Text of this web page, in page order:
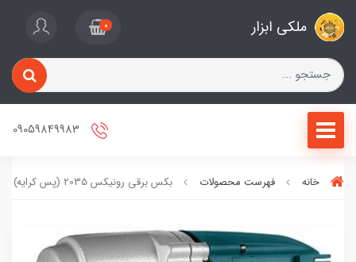
ملکی ابزار 0
خانه فهرست محصولات بکس برقی رونیکس 2035 (پس کرایه)